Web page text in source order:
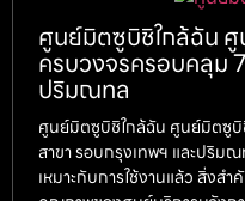
ศูนย์มิตซูบิชิใกล้ฉัน
ครบวงจรครอบคลุม
ปริมณทล
ศูนย์มิตซูบิชิใกล้ฉัน ศูนย์มิตซู
สาขา รอบกรุงเทพฯ และปริม
เหมาะกับการใช้งานแล้ว สิ่ง